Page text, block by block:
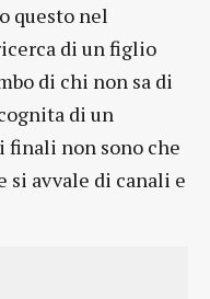
questo nel
di un figlio
di chi non sa di
di un
finali non sono che
si avvale di canali e